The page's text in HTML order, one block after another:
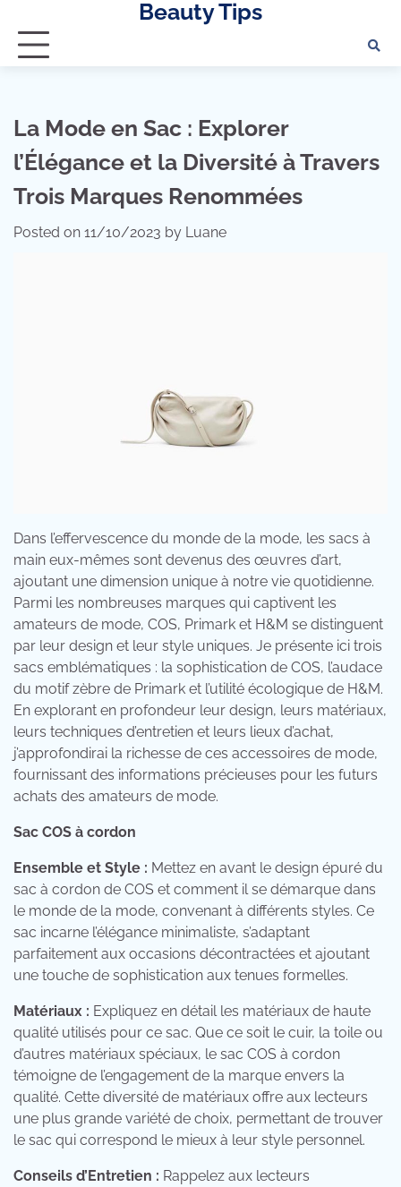
content
Beauty Tips
La Mode en Sac : Explorer
l’Élégance et la Diversité à Travers
Trois Marques Renommées
Posted on 11/10/2023 by Luane
Dans l’effervescence du monde de la mode, les sacs à
main eux-mêmes sont devenus des œuvres d’art,
ajoutant une dimension unique à notre vie quotidienne.
Parmi les nombreuses marques qui captivent les
amateurs de mode, COS, Primark et H&M se distinguent
par leur design et leur style uniques. Je présente ici trois
sacs emblématiques : la sophistication de COS, l’audace
du motif zèbre de Primark et l’utilité écologique de H&M.
En explorant en profondeur leur design, leurs matériaux,
leurs techniques d’entretien et leurs lieux d’achat,
j’approfondirai la richesse de ces accessoires de mode,
fournissant des informations précieuses pour les futurs
achats des amateurs de mode.
Sac COS à cordon
Ensemble et Style : Mettez en avant le design épuré du
sac à cordon de COS et comment il se démarque dans
le monde de la mode, convenant à différents styles. Ce
sac incarne l’élégance minimaliste, s’adaptant
parfaitement aux occasions décontractées et ajoutant
une touche de sophistication aux tenues formelles.
Matériaux : Expliquez en détail les matériaux de haute
qualité utilisés pour ce sac. Que ce soit le cuir, la toile ou
d’autres matériaux spéciaux, le sac COS à cordon
témoigne de l’engagement de la marque envers la
qualité. Cette diversité de matériaux offre aux lecteurs
une plus grande variété de choix, permettant de trouver
le sac qui correspond le mieux à leur style personnel.
Conseils d’Entretien : Rappelez aux lecteurs